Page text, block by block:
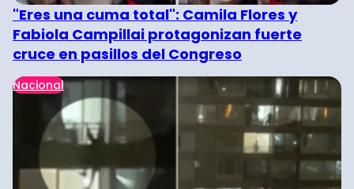
"Eres una cuma total": Camila Flores y
Fabiola Campillai protagonizan fuerte
cruce en pasillos del Congreso
Nacional